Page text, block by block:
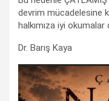
devrim mücadelesine
halkımıza iyi okumalar
Dr. Barış Kaya